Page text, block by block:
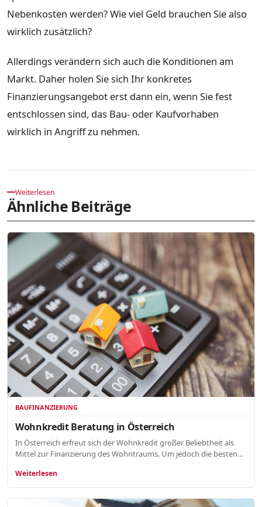
Nebenkosten werden? Wie viel Geld brauchen Sie also
wirklich zusätzlich?
Allerdings verändern sich auch die Konditionen am
Markt. Daher holen Sie sich Ihr konkretes
Finanzierungsangebot erst dann ein, wenn Sie fest
entschlossen sind, das Bau- oder Kaufvorhaben
wirklich in Angriff zu nehmen.
Weiterlesen
Ähnliche Beiträge
BAUFINANZIERUNG
Wohnkredit Beratung in Österreich
In Österreich erfreut sich der Wohnkredit großer Beliebtheit als
Mittel zur Finanzierung des Wohntraums. Um jedoch die besten…
Weiterlesen